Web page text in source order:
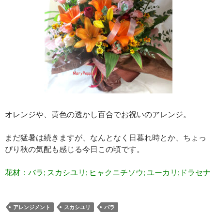
オレンジや、黄色の透かし百合でお祝いのアレンジ。
まだ猛暑は続きますが、なんとなく日暮れ時とか、ちょっ
ぴり秋の気配も感じる今日この頃です。
花材：バラ; スカシユリ; ヒャクニチソウ; ユーカリ;ドラセナ
アレンジメント スカシユリ バラ